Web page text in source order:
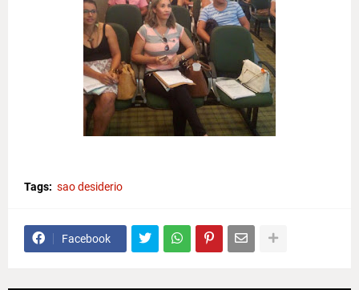
Tags: sao desiderio
Facebook